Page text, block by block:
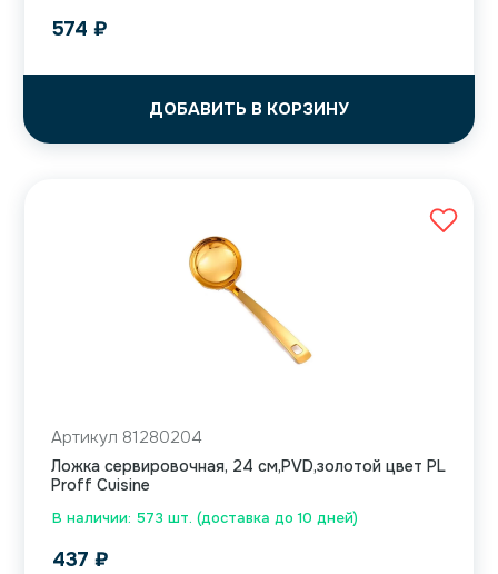
574 ₽
ДОБАВИТЬ В КОРЗИНУ
В наличии: 573 шт. (доставка до 10 дней)
Артикул 81280204
Ложка сервировочная, 24 см,PVD,золотой цвет PL
Proff Cuisine
437 ₽